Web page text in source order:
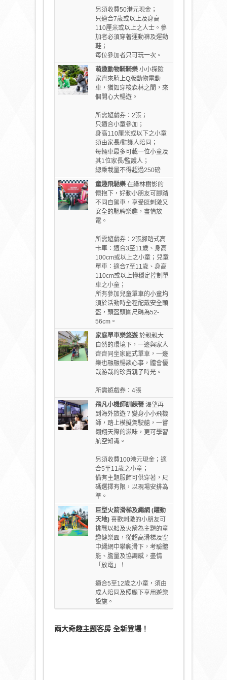
另須收費50港元現金；
只適合7歲或以上及身高
110厘米或以上之人士。參
加者必須穿著運動褲及運動
鞋；
每位參加者只可玩一次。
萌趣動物騎騎樂 小小探險
家齊來騎上Q版動物電動
車，猶如穿梭森林之間，來
個開心大暢遊。
所需遊戲券：2張；
只適合小童參加；
身高110厘米或以下之小童
須由家長/監護人陪同；
每輛車最多可載一位小童及
其1位家長/監護人；
總乘載量不得超過250磅
童趣飛馳樂 在綠林樹影的
懷抱下，好動小朋友可腳踏
不同自駕車，享受既刺激又
安全的馳騁樂趣，盡情放
電。
所需遊戲券：2張腳踏式高
卡車：適合3至11歲、身高
100cm或以上之小童；兒童
單車：適合7至11歲、身高
110cm或以上懂穩定控制單
車之小童；
所有參加兒童單車的小童均
須於活動時全程配戴安全頭
盔，頭盔頭圍尺碼為52-
56cm。
家庭單車樂悠遊於親親大
自然的環境下，一邊與家人
齊齊同坐家庭式單車，一邊
樂也融融暢談心事，體會優
哉游哉的珍貴親子時光。
所需遊戲券：4張
飛凡小機師訓練營 渴望再
到海外旅遊？變身小小飛機
師，踏上模擬駕駛艙，一嘗
翱翔天際的滋味，更可學習
航空知識。
另須收費100港元現金；適
合5至11歲之小童；
備有主題服飾可供穿著，尺
碼選擇有限，以現場安排為
準。
巨型火箭滑梯及繩網 (躍動
天地)喜歡刺激的小朋友可
挑戰以船及火箭為主題的童
趣健樂園，從超高滑梯及空
中繩網中攀爬滑下，考驗體
能、膽量及協調感，盡情
「放電」！
適合5至12歲之小童，須由
成人陪同及照顧下享用遊樂
設施。
兩大奇趣主題客房 全新登場！